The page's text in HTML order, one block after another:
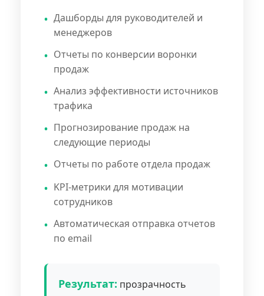
Дашборды для руководителей и
менеджеров
Отчеты по конверсии воронки
продаж
Анализ эффективности источников
трафика
Прогнозирование продаж на
следующие периоды
Отчеты по работе отдела продаж
KPI-метрики для мотивации
сотрудников
Автоматическая отправка отчетов
по email
Результат: прозрачность